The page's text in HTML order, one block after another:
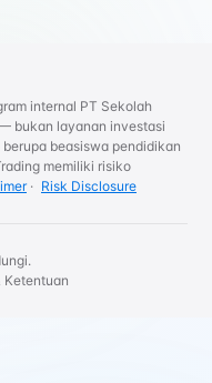
internal PT Sekolah
bukan layanan investasi
beasiswa pendidikan
memiliki risiko
· Risk Disclosure
Ketentuan